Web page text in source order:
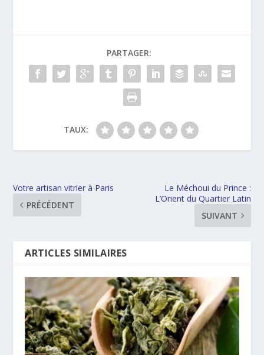
PARTAGER:
TAUX:
Votre artisan vitrier à Paris
PRÉCÉDENT
Le Méchoui du Prince :
L’Orient du Quartier Latin
SUIVANT
ARTICLES SIMILAIRES